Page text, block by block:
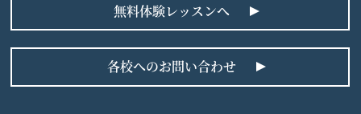
無料体験レッスンへ
各校へのお問い合わせ